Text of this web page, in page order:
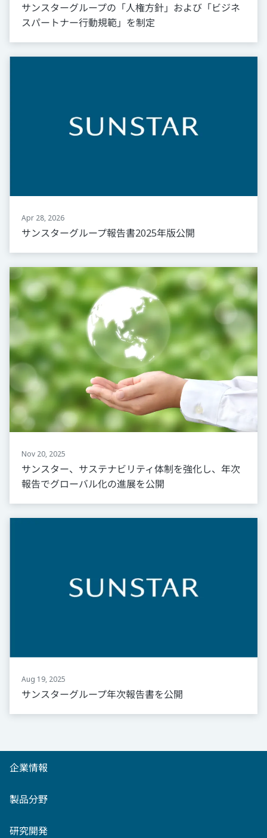
サンスターグループの「人権方針」および「ビジネ
スパートナー行動規範」を制定
Apr 28, 2026
サンスターグループ報告書2025年版公開
Nov 20, 2025
サンスター、サステナビリティ体制を強化し、年次
報告でグローバル化の進展を公開
Aug 19, 2025
サンスターグループ年次報告書を公開
企業情報
製品分野
研究開発